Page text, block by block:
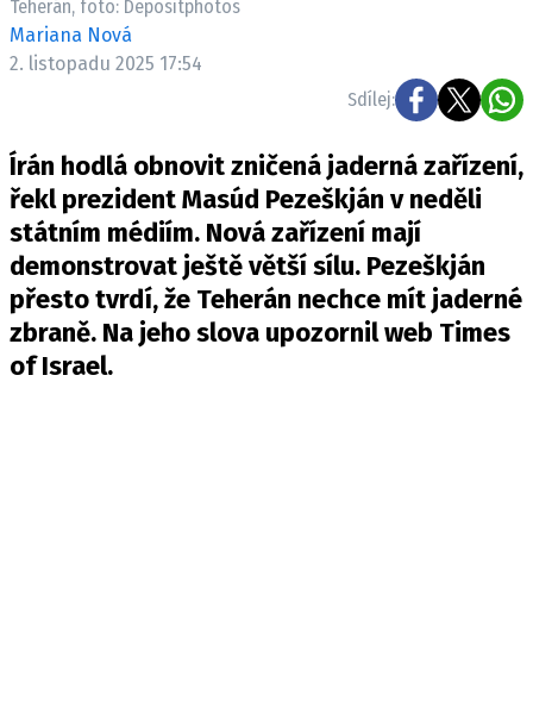
Teherán, foto: Depositphotos
Mariana Nová
2. listopadu 2025 17:54
Sdílej:
Írán hodlá obnovit zničená jaderná zařízení,
řekl prezident Masúd Pezeškján v neděli
státním médiím. Nová zařízení mají
demonstrovat ještě větší sílu. Pezeškján
přesto tvrdí, že Teherán nechce mít jaderné
zbraně. Na jeho slova upozornil web Times
of Israel.